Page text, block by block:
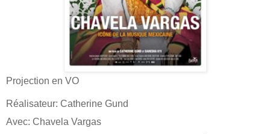
Projection en VO
Réalisateur: Catherine Gund
Avec: Chavela Vargas